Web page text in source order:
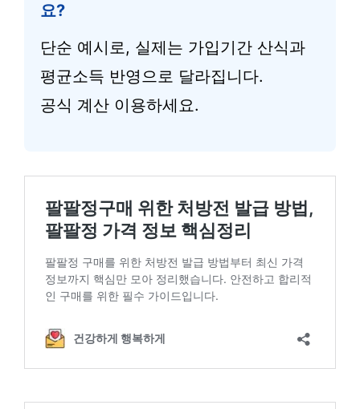
요?
단순 예시로, 실제는 가입기간 산식과
평균소득 반영으로 달라집니다.
공식 계산 이용하세요.